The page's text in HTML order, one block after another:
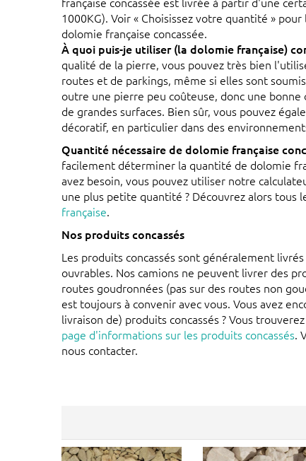
1000KG). Voir « Choisissez votre quantité »
dolomie française concassée.
À quoi puis-je utiliser (la dolomie française)
qualité de la pierre, vous pouvez très bien
routes et de parkings, même si elles sont
outre une pierre peu coûteuse, donc une
de grandes surfaces. Bien sûr, vous pouvez
décoratif, en particulier dans des
Quantité nécessaire de dolomie française
facilement déterminer la quantité de dolomie
avez besoin, vous pouvez utiliser notre
une plus petite quantité ? Découvrez alors tous
française.
Nos produits concassés
Les produits concassés sont généralement
ouvrables. Nos camions ne peuvent livrer des
routes goudronnées (pas sur des routes non
est toujours à convenir avec vous. Vous avez
livraison de) produits concassés ? Vous
page d'informations sur les produits concassés.
nous contacter.